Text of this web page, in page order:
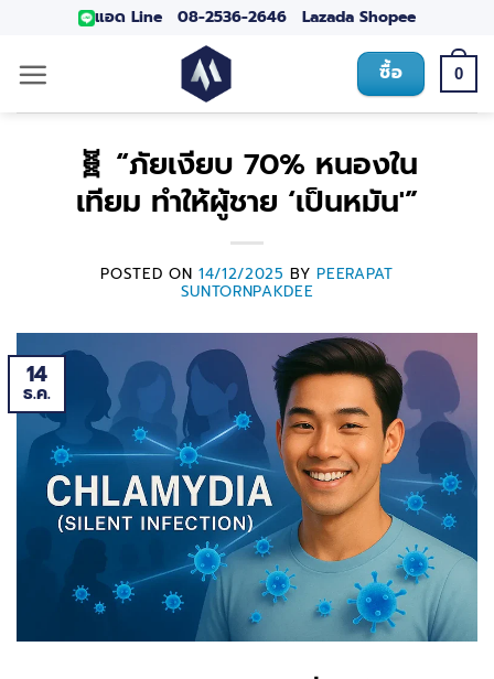
แอด Line 08-2536-2646 Lazada Shopee
ซื้อ 0
🧬 “ภัยเงียบ 70% หนองใน
เทียม ทำให้ผู้ชาย ‘เป็นหมัน'”
POSTED ON 14/12/2025 BYPEERAPAT
SUNTORNPAKDEE
14
ธ.ค.